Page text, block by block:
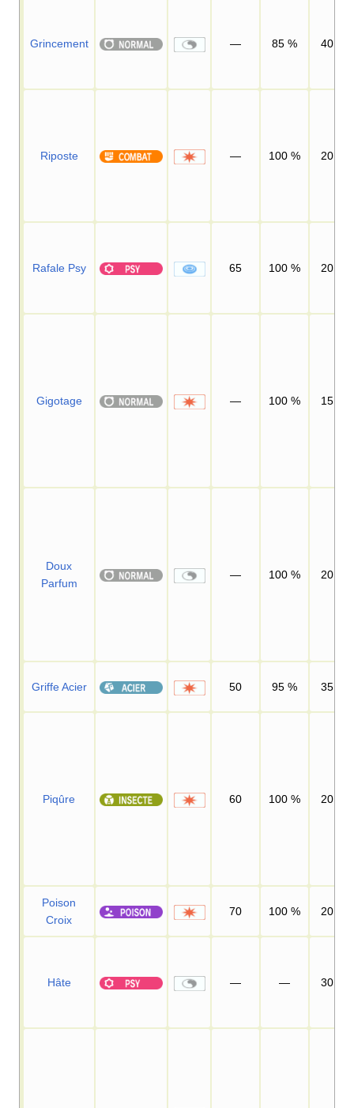
Grincement — 85 % 40
Riposte — 100 % 20
Rafale Psy 65 100 % 20
Gigotage — 100 % 15
Doux
Parfum
— 100 % 20
Griffe Acier 50 95 % 35
Piqûre 60 100 % 20
Poison
Croix
70 100 % 20
Hâte — — 30